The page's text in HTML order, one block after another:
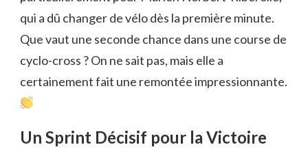
qui a dû changer de vélo dès la première minute.
Que vaut une seconde chance dans une course de
cyclo-cross ? On ne sait pas, mais elle a
certainement fait une remontée impressionnante.
Un Sprint Décisif pour la Victoire